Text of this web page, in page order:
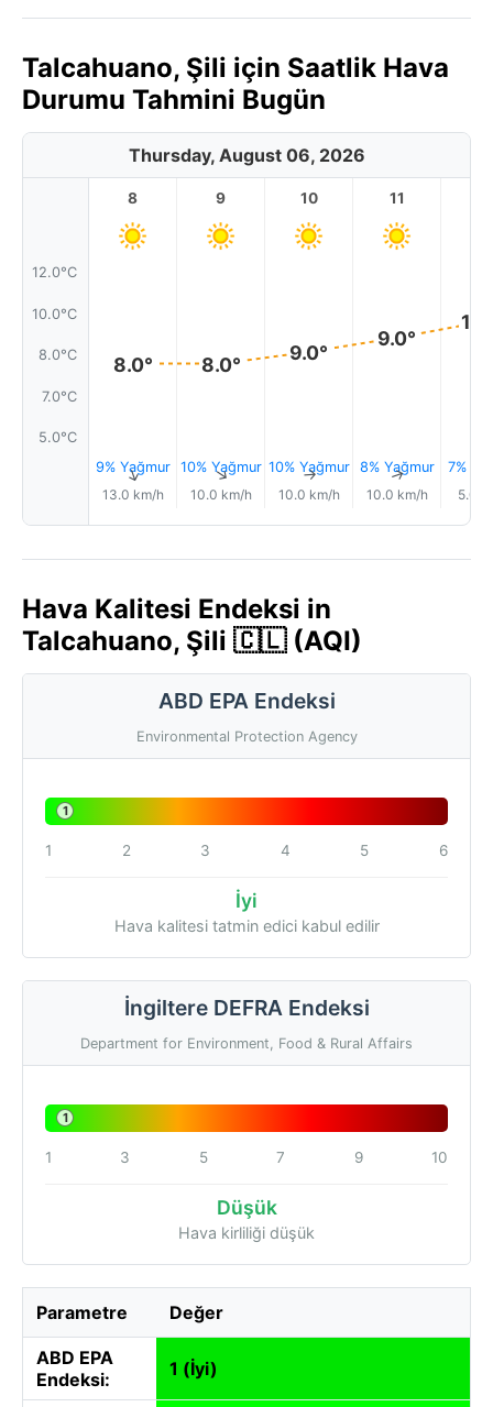
Talcahuano, Şili için Saatlik Hava
Durumu Tahmini Bugün
Thursday, August 06, 2026
12.0°C
10.0°C
8.0°C
7.0°C
5.0°C
8
8.0°
9% Yağmur
↑
13.0 km/h
9
8.0°
10% Yağmur
↑
10.0 km/h
10
9.0°
10% Yağmur
↑
10.0 km/h
11
9.0°
8% Yağmur
↑
10.0 km/h
7%
5.0
Hava Kalitesi Endeksi in
Talcahuano, Şili 🇨🇱 (AQI)
ABD EPA Endeksi
Environmental Protection Agency
1
1 2 3 4 5 6
İyi
Hava kalitesi tatmin edici kabul edilir
İngiltere DEFRA Endeksi
Department for Environment, Food & Rural Affairs
1
1 3 5 7 9 10
Düşük
Hava kirliliği düşük
Parametre Değer
ABD EPA
Endeksi:
1 (İyi)